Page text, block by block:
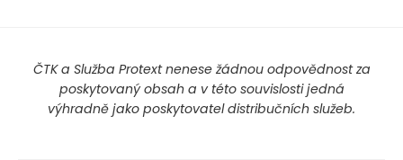
ČTK a Služba Protext nenese žádnou odpovědnost za
poskytovaný obsah a v této souvislosti jedná
výhradně jako poskytovatel distribučních služeb.